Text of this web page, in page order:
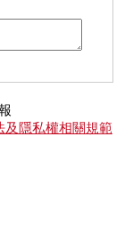
及隱私權相關規範